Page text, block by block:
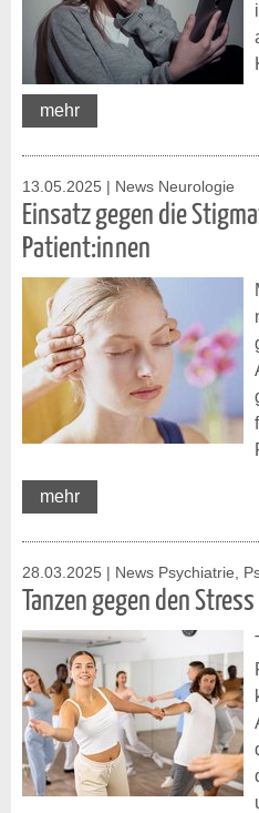
mehr
13.05.2025 | News Neurologie
Einsatz gegen die
Patient:innen
mehr
28.03.2025 | News Psychiatrie,
Tanzen gegen den Stress